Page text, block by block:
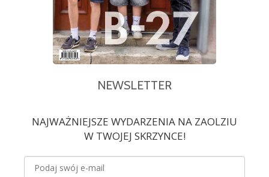
NEWSLETTER
NAJWAŻNIEJSZE WYDARZENIA NA ZAOLZIU
W TWOJEJ SKRZYNCE!